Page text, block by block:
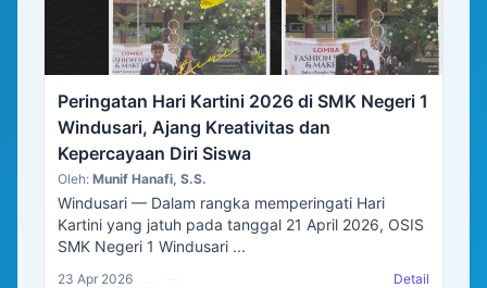
Peringatan Hari Kartini 2026 di SMK Negeri 1
Windusari, Ajang Kreativitas dan
Kepercayaan Diri Siswa
Oleh: Munif Hanafi, S.S.
Windusari — Dalam rangka memperingati Hari
Kartini yang jatuh pada tanggal 21 April 2026, OSIS
SMK Negeri 1 Windusari ...
23 Apr 2026 Detail